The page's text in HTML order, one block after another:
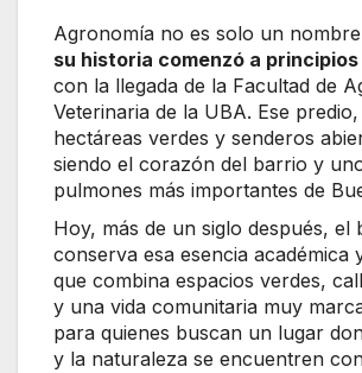
Agronomía no es solo un
su historia comenzó a principios
con la llegada de la Facultad de
Veterinaria de la UBA. Ese
hectáreas verdes y senderos
siendo el corazón del barrio y
pulmones más importantes de
Hoy, más de un siglo después, el
conserva esa esencia académica
que combina espacios verdes,
y una vida comunitaria muy
para quienes buscan un lugar
y la naturaleza se encuentren